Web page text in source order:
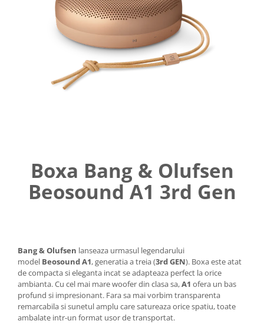
Boxa Bang & Olufsen
Beosound A1 3rd Gen
Bang & Olufsen lanseaza urmasul legendarului
model Beosound A1, generatia a treia (3rd GEN). Boxa este atat
de compacta si eleganta incat se adapteaza perfect la orice
ambianta. Cu cel mai mare woofer din clasa sa,A1 ofera un bas
profund si impresionant. Fara sa mai vorbim transparenta
remarcabila si sunetul amplu care satureaza orice spatiu, toate
ambalate intr-un format usor de transportat.